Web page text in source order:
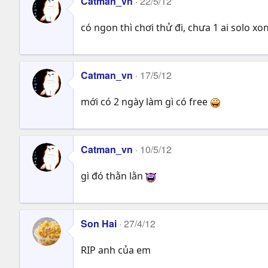
có ngon thì chơi thử đi, chưa 1 ai solo
Catman_vn 17/5/12
mới có 2 ngày làm gì có free
Catman_vn 10/5/12
gì đó thằn lằn
Son Hai 27/4/12
RIP anh của em